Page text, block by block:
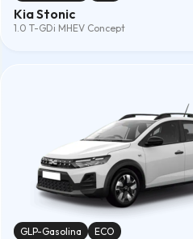
Kia Stonic
1.0 T-GDi MHEV Concept
GLP-Gasolina ECO